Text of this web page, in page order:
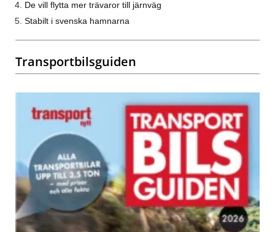
De vill flytta mer trävaror till järnväg
Stabilt i svenska hamnarna
Transportbilsguiden